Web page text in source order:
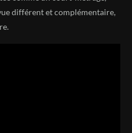
différent et complémentaire,